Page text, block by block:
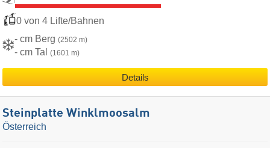
0 von 4 Lifte/Bahnen
- cm Berg (2502 m)
- cm Tal (1601 m)
Details
Steinplatte Winklmoosalm
Österreich